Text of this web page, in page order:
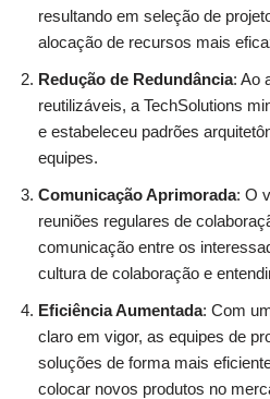
resultando em seleção de
alocação de recursos mais
Redução de Redundância: Ao
reutilizáveis, a TechSolutions
e estabeleceu padrões
equipes.
Comunicação Aprimorada: O
reuniões regulares de
comunicação entre os
cultura de colaboração e
Eficiência Aumentada: Com
claro em vigor, as equipes de
soluções de forma mais
colocar novos produtos no